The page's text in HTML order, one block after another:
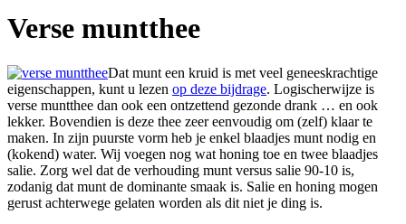
Verse muntthee
Dat munt een kruid is met veel geneeskrachtige
eigenschappen, kunt u lezen op deze bijdrage. Logischerwijze is
verse muntthee dan ook een ontzettend gezonde drank … en ook
lekker. Bovendien is deze thee zeer eenvoudig om (zelf) klaar te
maken. In zijn puurste vorm heb je enkel blaadjes munt nodig en
(kokend) water. Wij voegen nog wat honing toe en twee blaadjes
salie. Zorg wel dat de verhouding munt versus salie 90-10 is,
zodanig dat munt de dominante smaak is. Salie en honing mogen
gerust achterwege gelaten worden als dit niet je ding is.